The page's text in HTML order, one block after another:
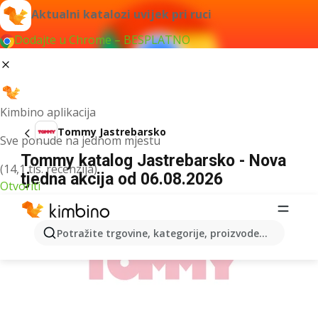
Aktualni katalozi uvijek pri ruci
Dodajte u Chrome – BESPLATNO
Kimbino aplikacija
Sve ponude na jednom mjestu
(14,1 tis. recenzija)
Otvoriti
Potražite trgovine, kategorije, proizvode...
Tommy Jastrebarsko
Tommy katalog Jastrebarsko - Nova
tjedna akcija od 06.08.2026